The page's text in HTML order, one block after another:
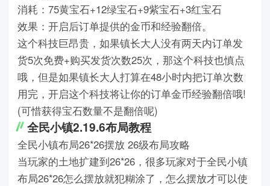
消耗：75黄宝石+12绿宝石+9紫宝石+3红宝石
效果：开启后订单提供的金币和经验翻倍。
这个科技巨昂贵，如果镇长大人没有两天内订单发
货5次免费+购买发货次数25次，那这个科技也慎点
哦，但是如果镇长大人打算在48小时内把订单次数
用完，开启这个科技将让你的订单金币经验翻倍哦!
(可惜获得宝石数量不是翻倍呢)
全民小镇2.19.6布局教程
全民小镇布局26*26摆放 26级布局攻略
当玩家的土地扩建到26*26，很多玩家对于全民小镇
布局26*26怎么摆放就犯糊涂了，怎么摆放才可以使